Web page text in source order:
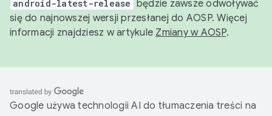
android-latest-release będzie zawsze odwoływać
się do najnowszej wersji przesłanej do AOSP. Więcej
informacji znajdziesz w artykule Zmiany w AOSP.
Google używa technologii AI do tłumaczenia treści na